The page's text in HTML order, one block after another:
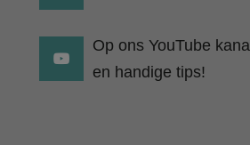
Op ons YouTube
en handige tips!